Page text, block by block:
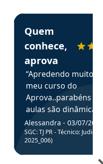
em depoimento
Estudante Alessandra
Quem
conhece,
aprova
“Apredendo muito no
meu curso do
Aprova..parabéns
aulas são dinâmicas e
me ajudam a
melhor os assuntos.”
Alessandra - 03/07/2025
SGC: TJ PR - Técnico:
2025_006)